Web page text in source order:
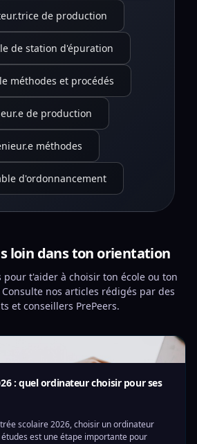
de production
de station d'épuration
méthodes et procédés
de production
méthodes
d'ordonnancement
loin dans ton orientation
pour t'aider à choisir ton école ou ton
nos articles rédigés par des
et conseillers PrePeers.
: quel ordinateur choisir pour ses
scolaire 2026, choisir un ordinateur
est une étape importante pour